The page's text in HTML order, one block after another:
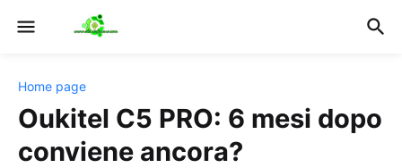
Home page
Oukitel C5 PRO: 6 mesi dopo
conviene ancora?